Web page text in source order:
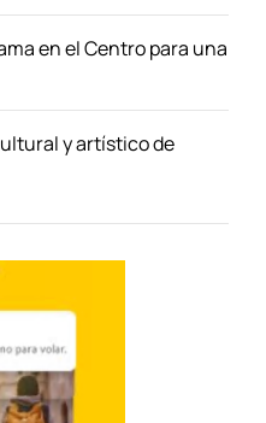
en el Centro para una
y artístico de